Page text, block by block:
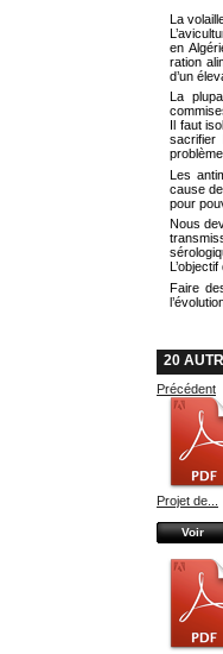
La
en
ration
d’un
La
Il faut
sacrifier
Les
cause
pour
Nous
Faire
20
Précédent
Projet de...
Voir